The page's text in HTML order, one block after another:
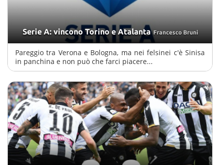
Serie A: vincono Torino e Atalanta Francesco Bruni
Pareggio tra Verona e Bologna, ma nei felsinei c'è Sinisa
in panchina e non può che farci piacere...